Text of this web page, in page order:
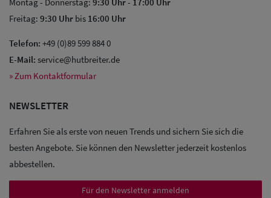
Sale:
Baseball
Caps
Sale: Army
Caps
Sale:
Freitag: 9:30 Uhr bis 16:00 Uhr
Telefon: +49 (0)89 599 884 0
E-Mail: service@hutbreiter.de
» Zum Kontaktformular
NEWSLETTER
Erfahren Sie als erste von neuen Trends und sichern Sie sich die
besten Angebote. Sie können den Newsletter jederzeit kostenlos
abbestellen.
Für den Newsletter anmelden